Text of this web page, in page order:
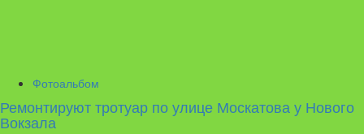
Фотоальбом
Ремонтируют тротуар по улице Москатова у Нового
Вокзала